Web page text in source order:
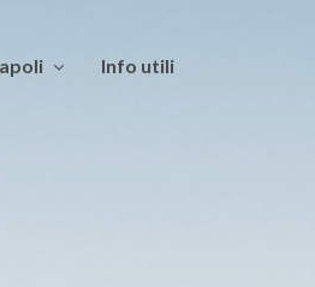
Info utili